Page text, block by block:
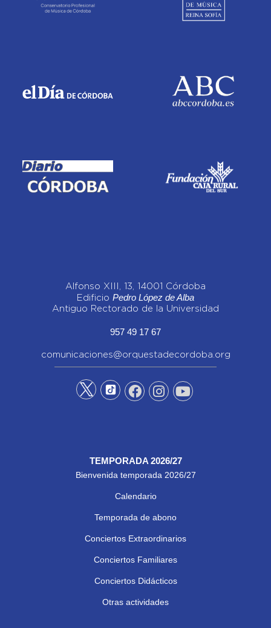
Alfonso XIII, 13, 14001 Córdoba
Edificio Pedro López de Alba
Antiguo Rectorado de la Universidad
957 49 17 67
comunicaciones@orquestadecordoba.org
TEMPORADA 2026/27
Bienvenida temporada 2026/27
Calendario
Temporada de abono
Conciertos Extraordinarios
Conciertos Familiares
Conciertos Didácticos
Otras actividades